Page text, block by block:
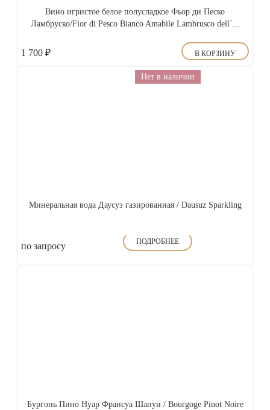
Вино игристое белое полусладкое Фьор ди Песко
Ламбруско/Fior di Pesco Bianco Amabile Lambrusco dell`...
1 700 ₽ В КОРЗИНУ
Нет в наличии
Минеральная вода Даусуз газированная / Dausuz Sparkling
по запросу ПОДРОБНЕЕ
Бургонь Пино Нуар Франсуа Шапуи / Bourgoge Pinot Noire